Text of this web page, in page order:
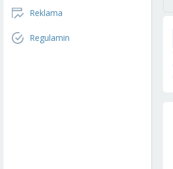
Reklama
Regulamin